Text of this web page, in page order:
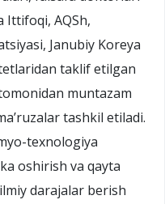
Ittifoqi, AQSh,
Janubiy Koreya
taklif etilgan
muntazam
tashkil etiladi.
texnologiya
oshirish va qayta
darajalar berish